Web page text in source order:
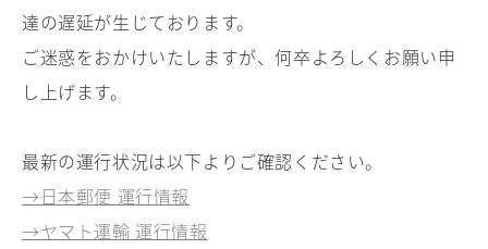
達の遅延が生じております。
ご迷惑をおかけいたしますが、何卒よろしくお願い申
し上げます。
最新の運行状況は以下よりご確認ください。
→日本郵便 運行情報
→ヤマト運輸 運行情報